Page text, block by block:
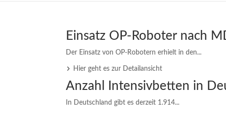
Einsatz OP-Roboter nach
Der Einsatz von OP-Robotern erhielt in den...
Hier geht es zur Detailansicht
Anzahl Intensivbetten in
In Deutschland gibt es derzeit 1.914...